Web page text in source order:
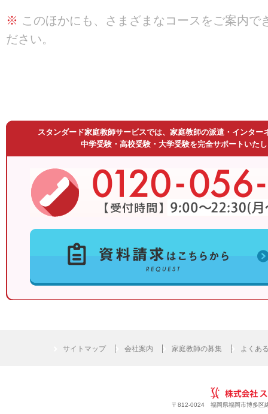
※ このほかにも、さまざまなコースをご案内で
ださい。
スタンダード家庭教師サービスでは、家庭教師の派遣・インター
中学受験・高校受験・大学受験を完全サポートいた
サイトマップ 会社案内 家庭教師の募集 よくあ
〒812-0024 福岡県福岡市博多区